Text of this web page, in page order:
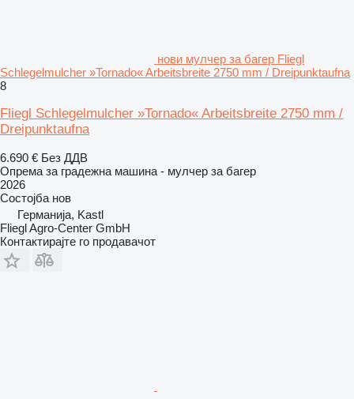
нови мулчер за багер Fliegl
Schlegelmulcher »Tornado« Arbeitsbreite 2750 mm / Dreipunktaufna
8
Fliegl Schlegelmulcher »Tornado« Arbeitsbreite 2750 mm /
Dreipunktaufna
6.690 € Без ДДВ
Опрема за градежна машина - мулчер за багер
2026
Состојба нов
Германија, Kastl
Fliegl Agro-Center GmbH
Контактирајте го продавачот